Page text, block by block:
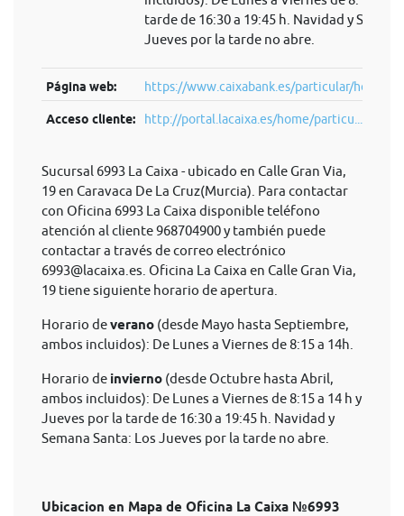
tarde de 16:30 a 19:45 h. Navidad y
Jueves por la tarde no abre.
Página web: https://www.caixabank.es/particular/home/
Acceso cliente: http://portal.lacaixa.es/home/particu...
Sucursal 6993 La Caixa - ubicado en Calle Gran Via,
19 en Caravaca De La Cruz(Murcia). Para contactar
con Oficina 6993 La Caixa disponible teléfono
atención al cliente 968704900 y también puede
contactar a través de correo electrónico
6993@lacaixa.es . Oficina La Caixa en Calle Gran Via,
19 tiene siguiente horario de apertura.
Horario deverano (desde Mayo hasta Septiembre,
ambos incluidos): De Lunes a Viernes de 8:15 a 14h.
Horario de invierno (desde Octubre hasta Abril,
ambos incluidos): De Lunes a Viernes de 8:15 a 14 h y
Jueves por la tarde de 16:30 a 19:45 h. Navidad y
Semana Santa: Los Jueves por la tarde no abre.
Ubicacion en Mapa de Oficina La Caixa №6993